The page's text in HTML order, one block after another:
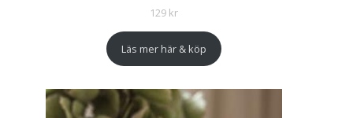
129 kr
Läs mer här & köp